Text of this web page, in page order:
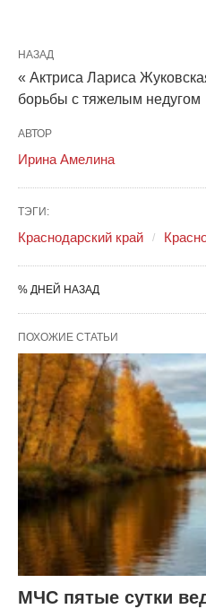
НАЗАД
« Актриса Лариса
борьбы с тяжелым недугом
АВТОР
Ирина Амелина
ТЭГИ:
Краснодарский край
% ДНЕЙ НАЗАД
ПОХОЖИЕ СТАТЬИ
МЧС пятые сутки